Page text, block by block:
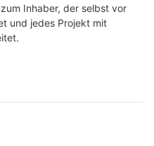
Inhaber, der selbst vor
und jedes Projekt mit